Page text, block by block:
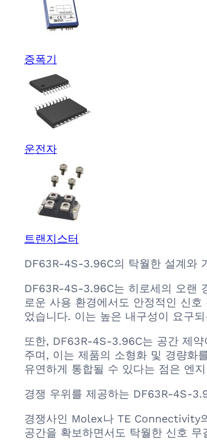
증폭기
운전자
트랜지스터
DF63R-4S-3.96C의 탁월한 설계와
DF63R-4S-3.96C는 히로세의 오랜
로운 사용 환경에서도 안정적인 신
었습니다. 이는 높은 내구성이 요구
또한, DF63R-4S-3.96C는 공간 제
주며, 이는 제품의 소형화 및 경량화
유연하게 통합될 수 있다는 점은 엔
경쟁 우위를 제공하는 DF63R-4S-
경쟁사인 Molex나 TE Connectivity
공간을 확보하면서도 탁월한 신호